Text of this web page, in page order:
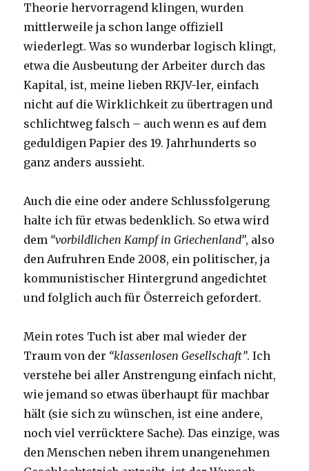
Theorie hervorragend klingen, wurden
mittlerweile ja schon lange offiziell
wiederlegt. Was so wunderbar logisch klingt,
etwa die Ausbeutung der Arbeiter durch das
Kapital, ist, meine lieben RKJV-ler, einfach
nicht auf die Wirklichkeit zu übertragen und
schlichtweg falsch – auch wenn es auf dem
geduldigen Papier des 19. Jahrhunderts so
ganz anders aussieht.
Auch die eine oder andere Schlussfolgerung
halte ich für etwas bedenklich. So etwa wird
dem “vorbildlichen Kampf in Griechenland”, also
den Aufruhren Ende 2008, ein politischer, ja
kommunistischer Hintergrund angedichtet
und folglich auch für Österreich gefordert.
Mein rotes Tuch ist aber mal wieder der
Traum von der “klassenlosen Gesellschaft”. Ich
verstehe bei aller Anstrengung einfach nicht,
wie jemand so etwas überhaupt für machbar
hält (sie sich zu wünschen, ist eine andere,
noch viel verrücktere Sache). Das einzige, was
den Menschen neben ihrem unangenehmen